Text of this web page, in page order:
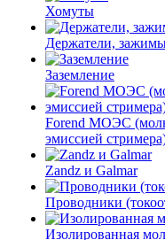
Хомуты
Держатели,
Заземление
Forend МОЭС
эмиссией
Zandz и Galmar
Проводники
Изолированная